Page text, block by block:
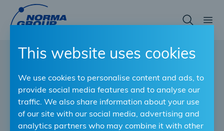
This website uses cookies
We use cookies to personalise content and ads, to
provide social media features and to analyse our
traffic. We also share information about your use
of our site with our social media, advertising and
analytics partners who may combine it with other